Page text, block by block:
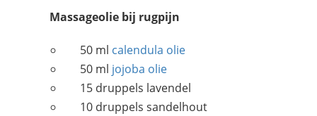
Massageolie bij rugpijn
50 ml calendula olie
50 ml jojoba olie
15 druppels lavendel
10 druppels sandelhout